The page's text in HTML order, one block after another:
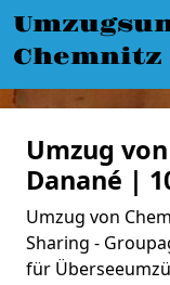
Chemnitz
Umzug
Danané |
Umzug von
Sharing -
für